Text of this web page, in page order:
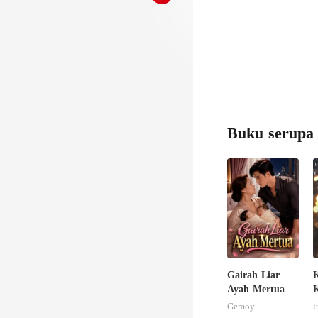
Buku serupa
Gairah Liar
Ayah Mertua
Gemoy